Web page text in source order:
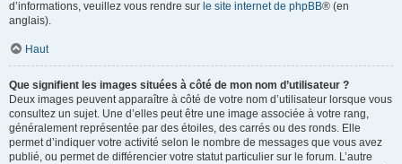
d’informations, veuillez vous rendre sur le site internet de phpBB® (en
anglais).
Haut
Que signifient les images situées à côté de mon nom d’utilisateur ?
Deux images peuvent apparaître à côté de votre nom d’utilisateur lorsque vous
consultez un sujet. Une d’elles peut être une image associée à votre rang,
généralement représentée par des étoiles, des carrés ou des ronds. Elle
permet d’indiquer votre activité selon le nombre de messages que vous avez
publié, ou permet de différencier votre statut particulier sur le forum. L’autre